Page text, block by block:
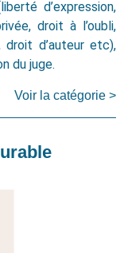
d’expression,
droit à l’oubli,
d’auteur etc),
du juge.
Voir la catégorie >